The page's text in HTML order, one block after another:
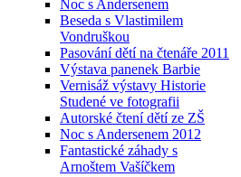
Noc s Andersenem
Beseda s Vlastimilem
Vondruškou
Pasování dětí na čtenáře 2011
Výstava panenek Barbie
Vernisáž výstavy Historie
Studené ve fotografii
Autorské čtení dětí ze ZŠ
Noc s Andersenem 2012
Fantastické záhady s
Arnoštem Vašíčkem